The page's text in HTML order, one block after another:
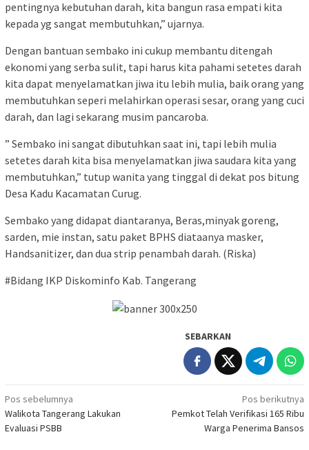
pentingnya kebutuhan darah, kita bangun rasa empati kita
kepada yg sangat membutuhkan,” ujarnya.
Dengan bantuan sembako ini cukup membantu ditengah
ekonomi yang serba sulit, tapi harus kita pahami setetes darah
kita dapat menyelamatkan jiwa itu lebih mulia, baik orang yang
membutuhkan seperi melahirkan operasi sesar, orang yang cuci
darah, dan lagi sekarang musim pancaroba.
” Sembako ini sangat dibutuhkan saat ini, tapi lebih mulia
setetes darah kita bisa menyelamatkan jiwa saudara kita yang
membutuhkan,” tutup wanita yang tinggal di dekat pos bitung
Desa Kadu Kacamatan Curug.
Sembako yang didapat diantaranya, Beras,minyak goreng,
sarden, mie instan, satu paket BPHS diataanya masker,
Handsanitizer, dan dua strip penambah darah. (Riska)
#Bidang IKP Diskominfo Kab. Tangerang
SEBARKAN
Navigasi
pos
Pos sebelumnya
Walikota Tangerang Lakukan
Evaluasi PSBB
Pos berikutnya
Pemkot Telah Verifikasi 165 Ribu
Warga Penerima Bansos